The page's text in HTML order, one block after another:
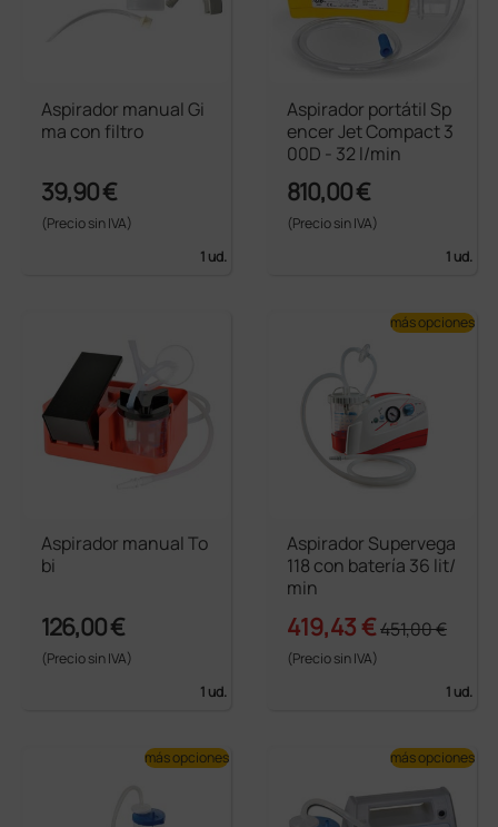
Aspirador manual Gi
ma con filtro
39,90 €
(Precio sin IVA)
1 ud.
Aspirador portátil Sp
encer Jet Compact 3
00D - 32 l/min
810,00 €
(Precio sin IVA)
1 ud.
Aspirador manual To
bi
126,00 €
(Precio sin IVA)
1 ud.
Aspirador Supervega
118 con batería 36 lit/
min
419,43 €451,00 €
(Precio sin IVA)
1 ud.
más opciones
más opciones más opciones